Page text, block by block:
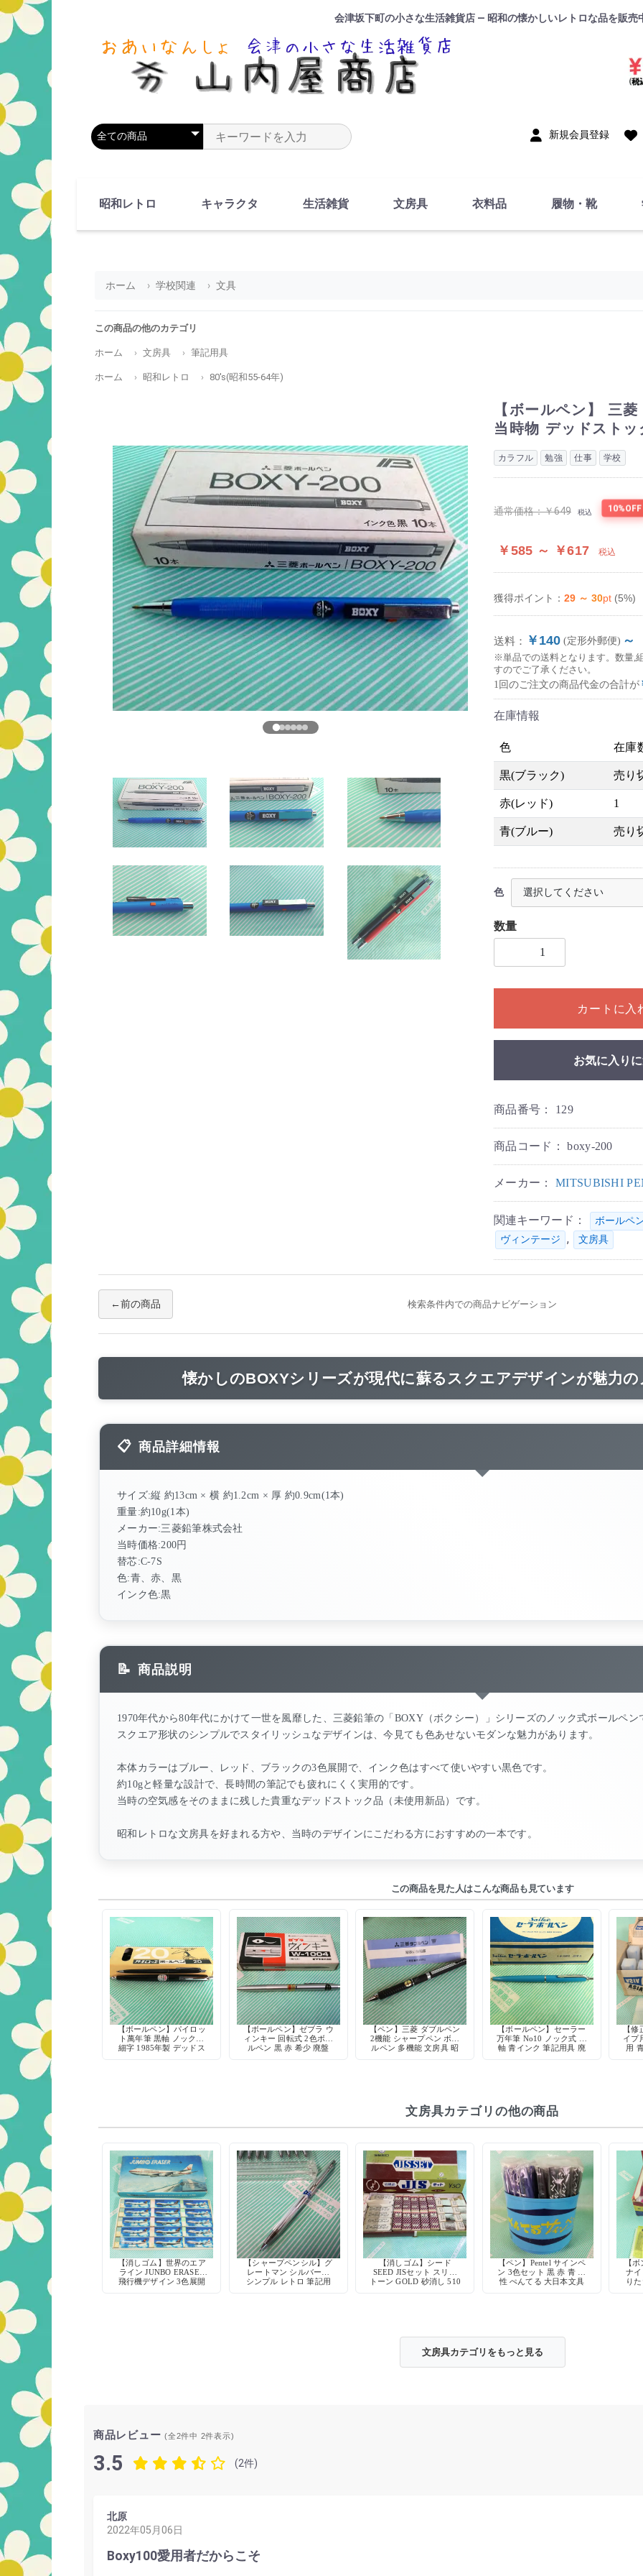
会津坂下町の小さな生活雑貨店 — 昭和の懐かしいレトロな品を販売
商品カテゴリを選択 商品名やキーワードを入力 新規会員登録
昭和レトロ キャラクタ 生活雑貨 文房具 衣料品 履物・靴
ホーム 学校関連 文具
この商品の他のカテゴリ
ホーム 文房具 筆記用具
ホーム 昭和レトロ 80's(昭和55-64年)
【ボールペン】 三
当時物 デッドスト
カラフル 勉強 仕事 学校
通常価格：￥649 税込 10%OFF
￥585 ～ ￥617 税込
獲得ポイント： 29 ～ 30pt (5%)
送料： ￥140 (定形外郵便) ～
※単品での送料となります。数量,
すのでご了承ください。
1回のご注文の商品代金の合計が
在庫情報
色 在庫
黒(ブラック) 売り
赤(レッド) 1
青(ブルー) 売り
色
数量
1個以上の数量を入力してく
カートに入
お気に入り
商品番号： 129
商品コード：boxy-200
メーカー： MITSUBISHI
関連キーワード：
ボールペ
ヴィンテージ , 文房具
前の商品 検索条件内での商品ナビゲーション
懐かしのBOXYシリーズが現代に蘇るスクエアデザインが魅力
商品詳細情報
サイズ:縦 約13cm × 横 約1.2cm × 厚 約0.9cm(1本)
重量:約10g(1本)
メーカー:三菱鉛筆株式会社
当時価格:200円
替芯:C-7S
色:青、赤、黒
インク色:黒
商品説明
1970年代から80年代にかけて一世を風靡した、三菱鉛筆の「BOXY（ボクシー）」シリーズのノック式ボールペン
スクエア形状のシンプルでスタイリッシュなデザインは、今見ても色あせないモダンな魅力があります。
本体カラーはブルー、レッド、ブラックの3色展開で、インク色はすべて使いやすい黒色です。
約10gと軽量な設計で、長時間の筆記でも疲れにくく実用的です。
当時の空気感をそのままに残した貴重なデッドストック品（未使用新品）です。
昭和レトロな文房具を好まれる方や、当時のデザインにこだわる方におすすめの一本です。
この商品を見た人はこんな商品も見ています
【ボールペン】パイロッ
ト萬年筆 黒軸 ノック式
細字 1985年製 デッドス
【ボールペン】ゼブラ ウ
ィンキー 回転式 2色ボー
ルペン 黒 赤 希少 廃盤
【ペン】三菱 ダブルペン
2機能 シャープペン ボー
ルペン 多機能 文房具 昭
【ボールペン】セーラー
万年筆 No10 ノック式 青
軸 青インク 筆記用具 廃
【
イプ
用
文房具カテゴリの他の商品
【消しゴム】世界のエア
ライン JUNBO ERASER
飛行機デザイン 3色展開
【シャープペンシル】グ
レートマン シルバー軸
シンプル レトロ 筆記用
【消しゴム】シード
SEED JISセット スリー
トーン GOLD 砂消し 510
【ペン】Pentel サインペ
ン 3色セット 黒 赤 青 水
性 ぺんてる 大日本文具
【
ナ
り
文房具カテゴリをもっと見る
商品レビュー(全2件中 2件表示)
3.5 (2件)
北原
2022年05月06日
Boxy100愛用者だからこそ